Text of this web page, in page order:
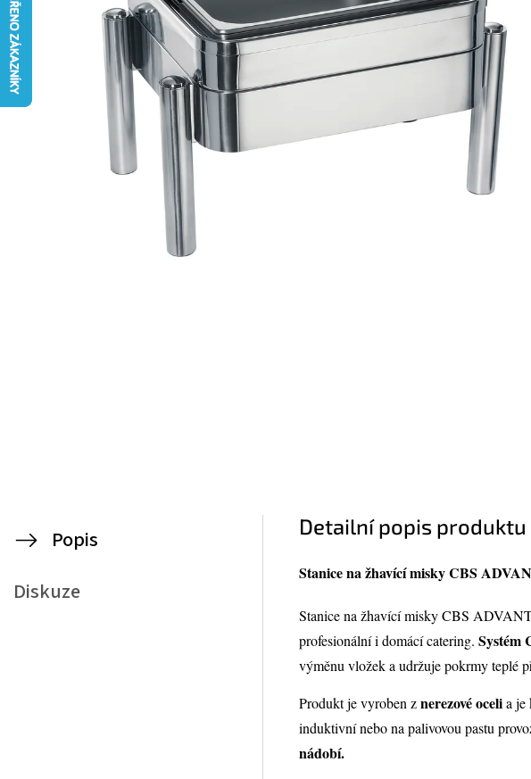
Popis
Diskuze
Detailní popis produktu
Stanice na žhavící misky CBS
Stanice na žhavící misky CBS
profesionální i domácí catering. Systém
výměnu vložek a udržuje pokrmy teplé
Produkt je vyroben znerezové ocelia je
induktivní nebo na palivovou pastu
nádobí.